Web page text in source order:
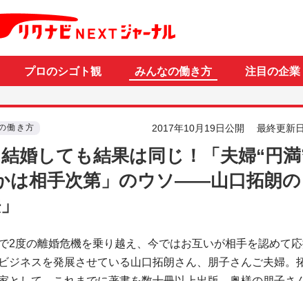
プロのシゴト観 みんなの働き方 注目の企業
働き方 2017年10月19日公開 最終更新
婚しても結果は同じ！「夫婦“円
は相手次第」のウソ――山口拓朗の
2度の離婚危機を乗り越え、今ではお互いが相手を認めて
ジネスを発展させている山口拓朗さん、朋子さんご夫婦。